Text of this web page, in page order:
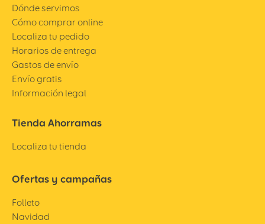
Dónde servimos
Cómo comprar online
Localiza tu pedido
Horarios de entrega
Gastos de envío
Envío gratis
Información legal
Tienda Ahorramas
Localiza tu tienda
Ofertas y campañas
Folleto
Navidad